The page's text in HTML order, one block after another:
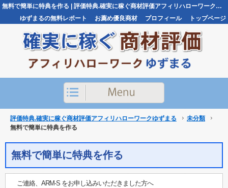
無料で簡単に特典を作る | 評価特典.確実に稼ぐ商材評価アフィリハローワークゆずまる評価特典.確実に稼ぐ商材評価アフィリハローワークゆずまる
トップページ
プロフィール
お薦め優良商材
ゆずまるの無料レポート
評価特典.確実に稼ぐ商材評価アフィリハローワークゆずまる
未分類
無料で簡単に特典を作る
無料で簡単に特典を作る
ご連絡、ARM-S をお申し込みいただきました方へ